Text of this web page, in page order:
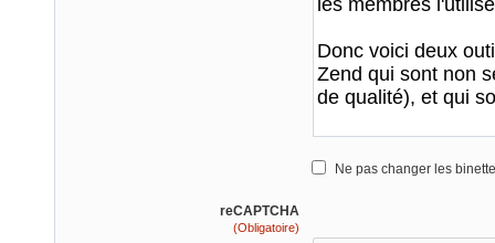
Ne pas changer les
reCAPTCHA
(Obligatoire)